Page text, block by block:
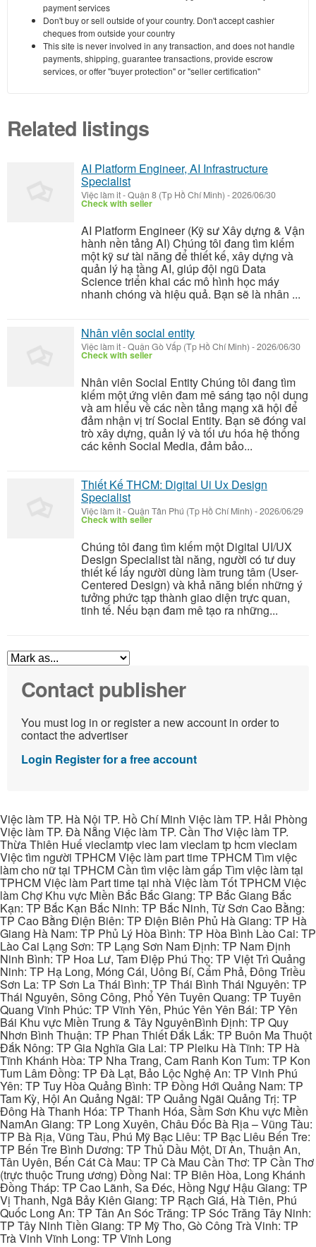
payment services
Don't buy or sell outside of your country. Don't accept cashier
cheques from outside your country
This site is never involved in any transaction, and does not handle
payments, shipping, guarantee transactions, provide escrow
services, or offer "buyer protection" or "seller certification"
Related listings
AI Platform Engineer, AI Infrastructure
Specialist
Việc làm it-Quận 8 (Tp Hồ Chí Minh) -2026/06/30
Check with seller
AI Platform Engineer (Kỹ sư Xây dựng & Vận
hành nền tảng AI) Chúng tôi đang tìm kiếm
một kỹ sư tài năng để thiết kế, xây dựng và
quản lý hạ tầng AI, giúp đội ngũ Data
Science triển khai các mô hình học máy
nhanh chóng và hiệu quả. Bạn sẽ là nhân ...
Nhân viên social entity
Việc làm it-Quận Gò Vấp (Tp Hồ Chí Minh) -2026/06/30
Check with seller
Nhân viên Social Entity Chúng tôi đang tìm
kiếm một ứng viên đam mê sáng tạo nội dung
và am hiểu về các nền tảng mạng xã hội để
đảm nhận vị trí Social Entity. Bạn sẽ đóng vai
trò xây dựng, quản lý và tối ưu hóa hệ thống
các kênh Social Media, đảm bảo...
Thiết Kế THCM: Digital Ui Ux Design
Specialist
Việc làm it-Quận Tân Phú (Tp Hồ Chí Minh) -2026/06/29
Check with seller
Chúng tôi đang tìm kiếm một Digital UI/UX
Design Specialist tài năng, người có tư duy
thiết kế lấy người dùng làm trung tâm (User-
Centered Design) và khả năng biến những ý
tưởng phức tạp thành giao diện trực quan,
tinh tế. Nếu bạn đam mê tạo ra những...
Contact publisher
You must log in or register a new account in order to
contact the advertiser
Login Register for a free account
Việc làm TP. Hà Nội TP. Hồ Chí Minh Việc làm TP. Hải Phòng
Việc làm TP. Đà Nẵng Việc làm TP. Cần Thơ Việc làm TP.
Thừa Thiên Huế vieclamtp viec lam vieclam tp hcm vieclam
Việc tìm người TPHCM Việc làm part time TPHCM Tìm việc
làm cho nữ tại TPHCM Cần tìm việc làm gấp Tìm việc làm tại
TPHCM Việc làm Part time tại nhà Việc làm Tốt TPHCM Việc
làm Chợ Khu vực Miền Bắc Bắc Giang: TP Bắc Giang Bắc
Kạn: TP Bắc Kạn Bắc Ninh: TP Bắc Ninh, Từ Sơn Cao Bằng:
TP Cao Bằng Điện Biên: TP Điện Biên Phủ Hà Giang: TP Hà
Giang Hà Nam: TP Phủ Lý Hòa Bình: TP Hòa Bình Lào Cai: TP
Lào Cai Lạng Sơn: TP Lạng Sơn Nam Định: TP Nam Định
Ninh Bình: TP Hoa Lư, Tam Điệp Phú Thọ: TP Việt Trì Quảng
Ninh: TP Hạ Long, Móng Cái, Uông Bí, Cẩm Phả, Đông Triều
Sơn La: TP Sơn La Thái Bình: TP Thái Bình Thái Nguyên: TP
Thái Nguyên, Sông Công, Phổ Yên Tuyên Quang: TP Tuyên
Quang Vĩnh Phúc: TP Vĩnh Yên, Phúc Yên Yên Bái: TP Yên
Bái Khu vực Miền Trung & Tây NguyênBình Định: TP Quy
Nhơn Bình Thuận: TP Phan Thiết Đắk Lắk: TP Buôn Ma Thuột
Đắk Nông: TP Gia Nghĩa Gia Lai: TP Pleiku Hà Tĩnh: TP Hà
Tĩnh Khánh Hòa: TP Nha Trang, Cam Ranh Kon Tum: TP Kon
Tum Lâm Đồng: TP Đà Lạt, Bảo Lộc Nghệ An: TP Vinh Phú
Yên: TP Tuy Hòa Quảng Bình: TP Đồng Hới Quảng Nam: TP
Tam Kỳ, Hội An Quảng Ngãi: TP Quảng Ngãi Quảng Trị: TP
Đông Hà Thanh Hóa: TP Thanh Hóa, Sầm Sơn Khu vực Miền
NamAn Giang: TP Long Xuyên, Châu Đốc Bà Rịa – Vũng Tàu:
TP Bà Rịa, Vũng Tàu, Phú Mỹ Bạc Liêu: TP Bạc Liêu Bến Tre:
TP Bến Tre Bình Dương: TP Thủ Dầu Một, Dĩ An, Thuận An,
Tân Uyên, Bến Cát Cà Mau: TP Cà Mau Cần Thơ: TP Cần Thơ
(trực thuộc Trung ương) Đồng Nai: TP Biên Hòa, Long Khánh
Đồng Tháp: TP Cao Lãnh, Sa Đéc, Hồng Ngự Hậu Giang: TP
Vị Thanh, Ngã Bảy Kiên Giang: TP Rạch Giá, Hà Tiên, Phú
Quốc Long An: TP Tân An Sóc Trăng: TP Sóc Trăng Tây Ninh:
TP Tây Ninh Tiền Giang: TP Mỹ Tho, Gò Công Trà Vinh: TP
Trà Vinh Vĩnh Long: TP Vĩnh Long